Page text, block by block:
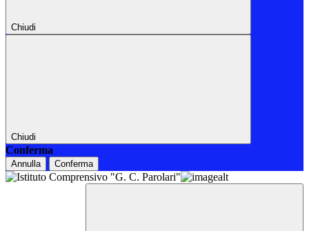
Chiudi
Chiudi
Conferma
Annulla Conferma